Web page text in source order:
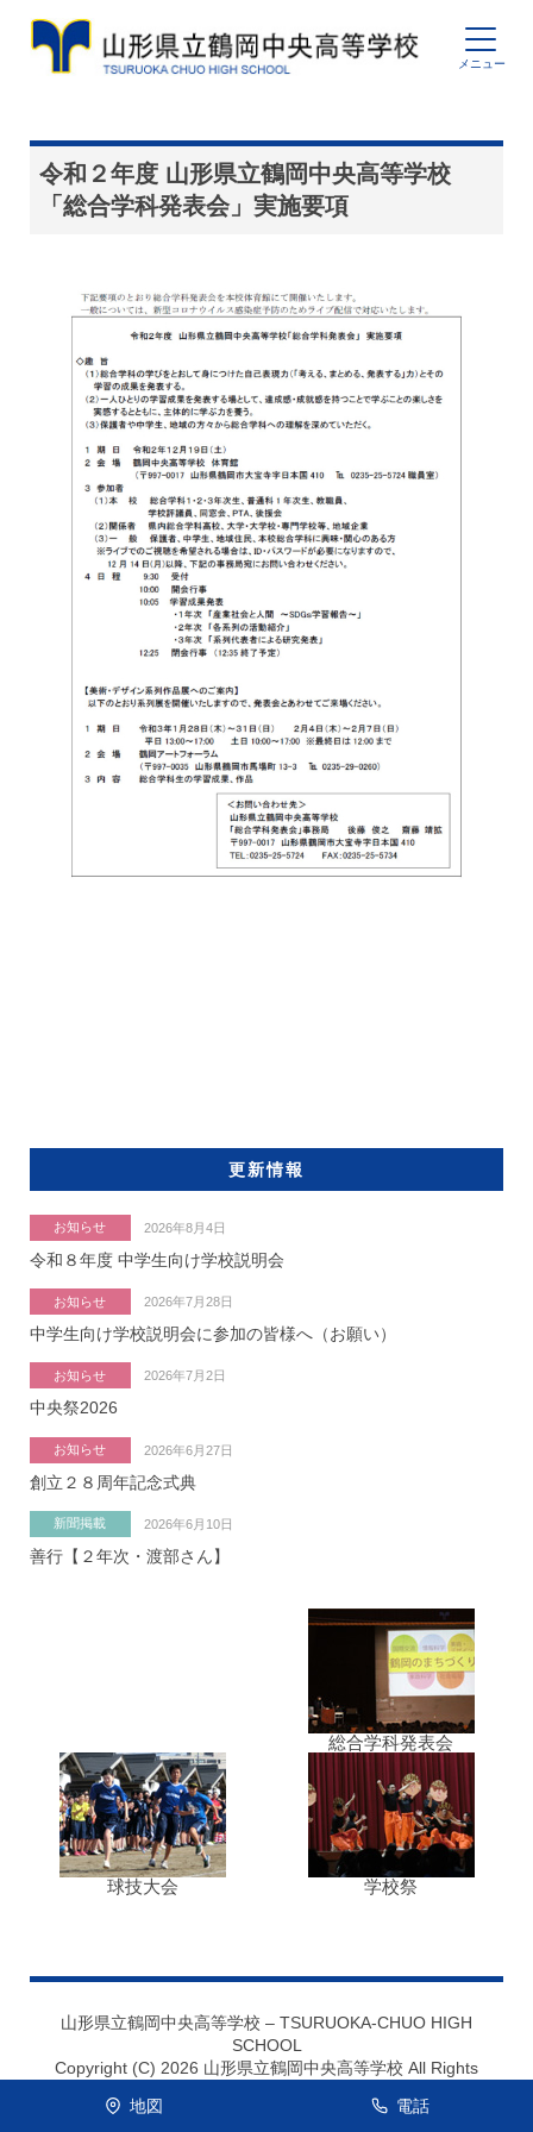
令和２年度 山形県立鶴岡中央高等学校
「総合学科発表会」実施要項
更新情報
お知らせ 2026年8月4日
令和８年度 中学生向け学校説明会
お知らせ 2026年7月28日
中学生向け学校説明会に参加の皆様へ（お願い）
お知らせ 2026年7月2日
中央祭2026
お知らせ 2026年6月27日
創立２８周年記念式典
新聞掲載 2026年6月10日
善行【２年次・渡部さん】
総合学科発表会
球技大会 学校祭
山形県立鶴岡中央高等学校 – TSURUOKA-CHUO HIGH
SCHOOL
Copyright (C) 2026 山形県立鶴岡中央高等学校 All Rights
地図
電話